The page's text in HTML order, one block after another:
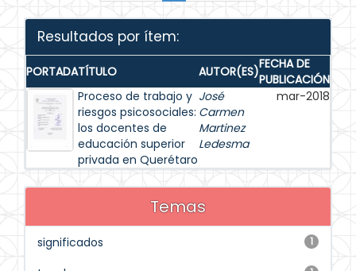
Resultados por ítem:
PORTADATÍTULO AUTOR(ES)FECHA DE
PUBLICACIÓN
Proceso de trabajo y
riesgos psicosociales:
los docentes de
educación superior
privada en Querétaro
José
Carmen
Martinez
Ledesma
mar-2018
Temas
1
significados